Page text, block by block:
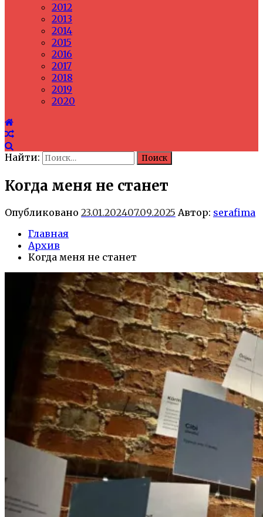
2012
2013
2014
2015
2016
2017
2018
2019
2020
Найти:
Когда меня не станет
Опубликовано 23.01.202407.09.2025 Автор: serafima
Главная
Архив
Когда меня не станет